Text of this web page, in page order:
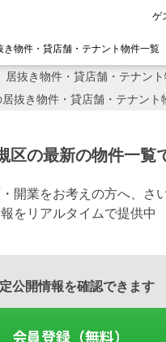
ゲ
物件・貸店舗・テナント物件一覧
居抜き物件・貸店舗・テナン
抜き物件・貸店舗・テナント
区の最新の物件一覧
開業をお考えの方へ、さ
をリアルタイムで提供中
公開情報を確認できます
会員登録（無料）